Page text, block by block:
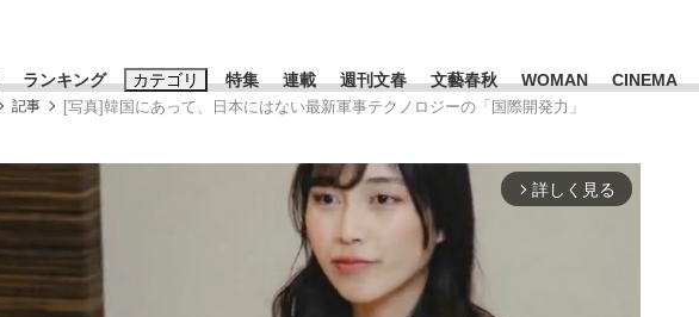
ランキング カテゴリ 特集 連載 週刊文春 文藝春秋 WOMAN CINEMA
おすすめのキーワードタグ一覧
#高市早苗 #後藤真希
記事 [写真]韓国にあって、日本にはない最新軍事テクノロジーの「国際開発力」
arrow_forward_ios 詳しく見る